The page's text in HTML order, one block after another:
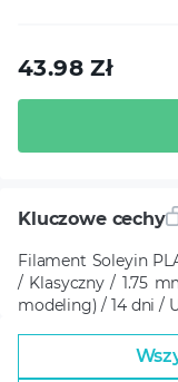
43.98Zł
Kluczowe cechy
Filament Soleyin
/ Klasyczny / 1.75
modeling) / 14 dni /